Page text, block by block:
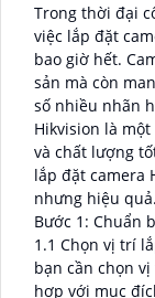
Trong thời đại
việc lắp đặt
bao giờ hết.
sản mà còn
số nhiều nhãn
Hikvision là
và chất lượng
lắp đặt camera
nhưng hiệu quả.
Bước 1: Chuẩn
1.1 Chọn vị trí
bạn cần chọn
hợp với mục